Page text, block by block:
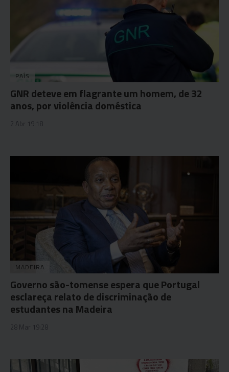
PAÍS
GNR deteve em flagrante um homem, de 32
anos, por violência doméstica
2 Abr 19:18
MADEIRA
Governo são-tomense espera que Portugal
esclareça relato de discriminação de
estudantes na Madeira
28 Mar 19:28